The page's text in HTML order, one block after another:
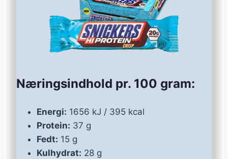
Næringsindhold pr. 100 gram:
Energi: 1656 kJ / 395 kcal
Protein: 37 g
Fedt: 15 g
Kulhydrat: 28 g